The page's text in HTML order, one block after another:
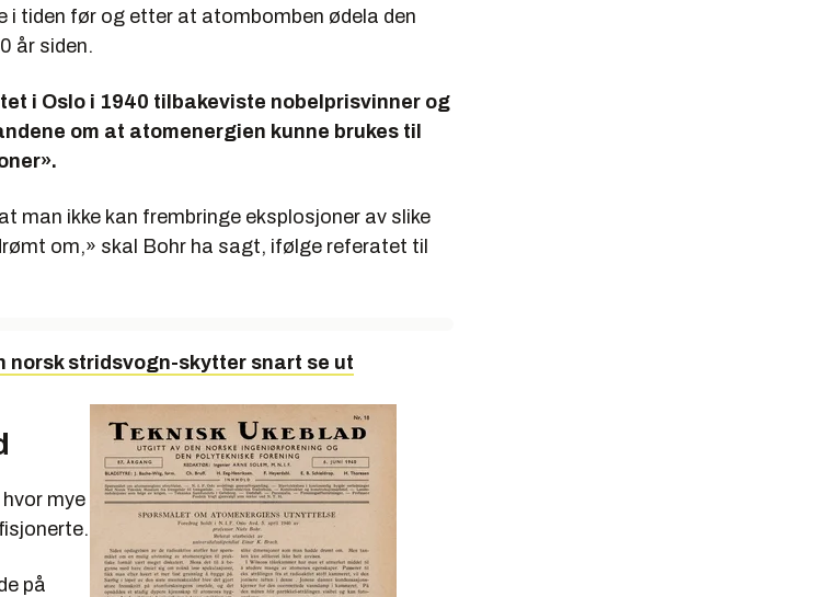
i tiden før og etter at atombomben ødela den
år siden.
i Oslo i 1940 tilbakeviste nobelprisvinner og
om at atomenergien kunne brukes til
man ikke kan frembringe eksplosjoner av slike
om,» skal Bohr ha sagt, ifølge referatet til
norsk stridsvogn-skytter snart se ut
mye
på